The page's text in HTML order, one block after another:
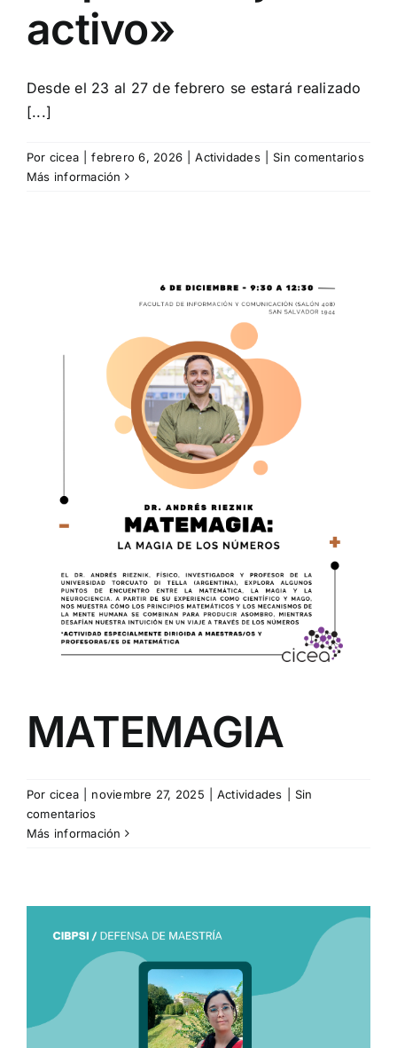
activo»
Desde el 23 al 27 de febrero se estará realizado
[...]
Por cicea febrero 6, 2026 Actividades
Sin comentarios
Más información
MATEMAGIA
Por cicea noviembre 27, 2025 Actividades
Sin
comentarios
Más información